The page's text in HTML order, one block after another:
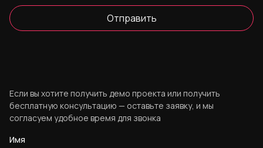
Отправить
Если вы хотите получить демо проекта или получить
бесплатную консультацию — оставьте заявку, и мы
согласуем удобное время для звонка
Имя